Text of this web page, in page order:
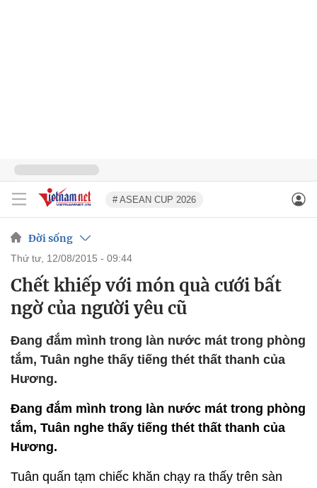
# ASEAN CUP 2026
Đời sống
thứ tư, 12/08/2015 - 09:44
Chết khiếp với món quà cưới bất
ngờ của người yêu cũ
Đang đắm mình trong làn nước mát trong phòng
tắm, Tuân nghe thấy tiếng thét thất thanh của
Hương.
Đang đắm mình trong làn nước mát trong phòng
tắm, Tuân nghe thấy tiếng thét thất thanh của
Hương.
Tuân quấn tạm chiếc khăn chạy ra thấy trên sàn